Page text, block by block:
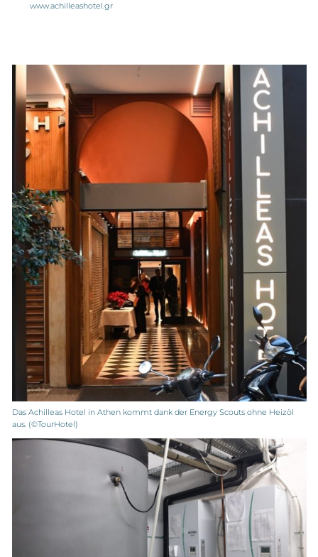
www.achilleashotel.gr
Das Achilleas Hotel in Athen kommt dank der Energy Scouts ohne Heizöl
aus. (©TourHotel)